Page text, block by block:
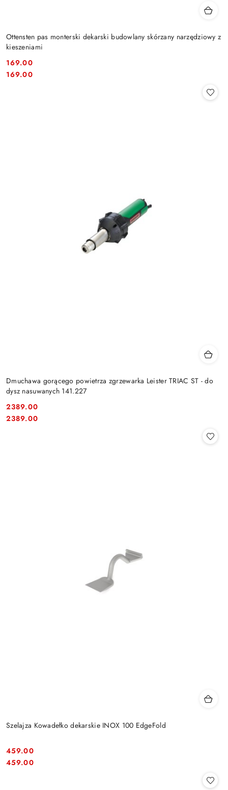
Ottensten pas monterski dekarski budowlany skórzany narzędziowy z
kieszeniami
Cena:
169.00
Cena:
169.00
Dmuchawa gorącego powietrza zgrzewarka Leister TRIAC ST - do
dysz nasuwanych 141.227
Cena:
2389.00
Cena:
2389.00
Szelajza Kowadełko dekarskie INOX 100 EdgeFold
Cena:
459.00
Cena:
459.00